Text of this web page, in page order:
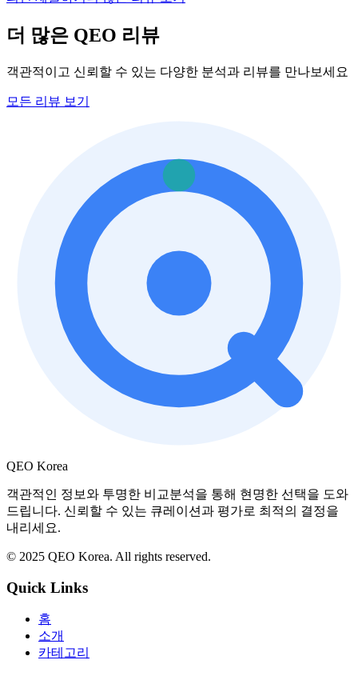
더 많은 QEO 리뷰
객관적이고 신뢰할 수 있는 다양한 분석과 리뷰를 만나보세요
모든 리뷰 보기
QEO Korea
객관적인 정보와 투명한 비교분석을 통해 현명한 선택을 도와
드립니다. 신뢰할 수 있는 큐레이션과 평가로 최적의 결정을
내리세요.
© 2025 QEO Korea. All rights reserved.
Quick Links
홈
소개
카테고리